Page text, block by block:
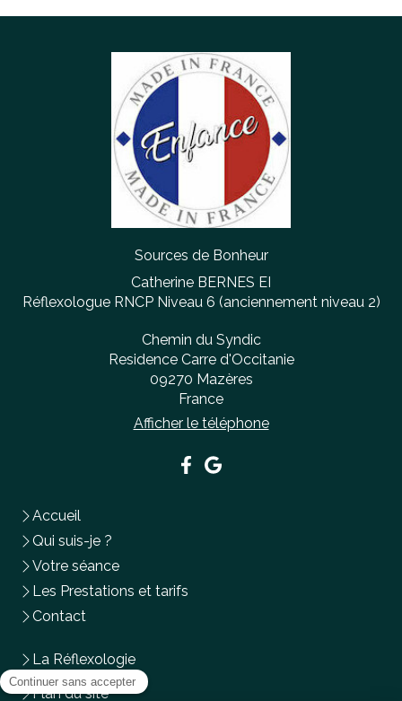
Sources de Bonheur
Catherine BERNES EI
Réflexologue RNCP Niveau 6 (anciennement niveau 2)
Chemin du Syndic
Residence Carre d'Occitanie
09270 Mazères
France
Afficher le téléphone
Accueil
Qui suis-je ?
Votre séance
Les Prestations et tarifs
Contact
La Réflexologie
Plan du site